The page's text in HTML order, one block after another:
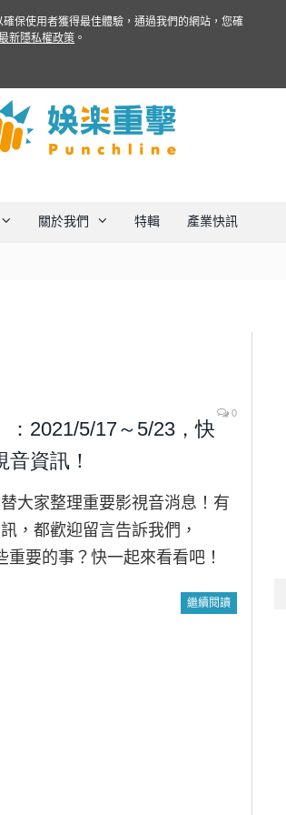
關於我們 特輯 產業快訊
0
：2021/5/17～5/23，快
資訊！
大家整理重要影視音消息！有
，都歡迎留言告訴我們，
重要的事？快一起來看看吧！
繼續閱讀
保使用者獲得最佳體驗，通過我們的網站，您確
新隱私權政策 。